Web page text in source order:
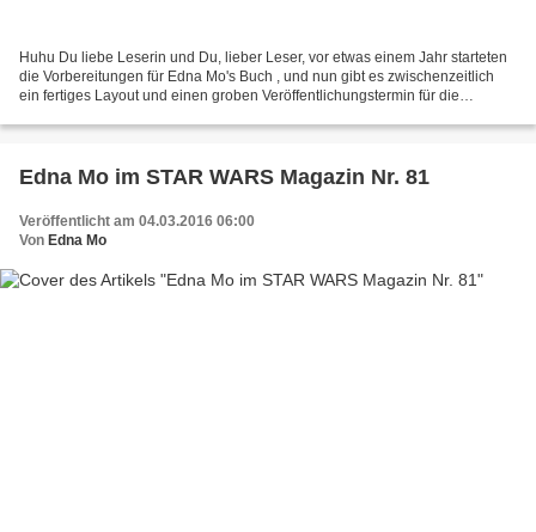
Huhu Du liebe Leserin und Du, lieber Leser, vor etwas einem Jahr starteten
die Vorbereitungen für Edna Mo's Buch , und nun gibt es zwischenzeitlich
ein fertiges Layout und einen groben Veröffentlichungstermin für die
Edna Mo im STAR WARS Magazin Nr. 81
Veröffentlicht am 04.03.2016 06:00
Von Edna Mo